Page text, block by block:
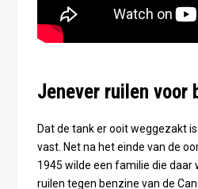
Jenever ruilen voor
Dat de tank er ooit weggezakt
vast. Net na het einde van de
1945 wilde een familie die daar
ruilen tegen benzine van de